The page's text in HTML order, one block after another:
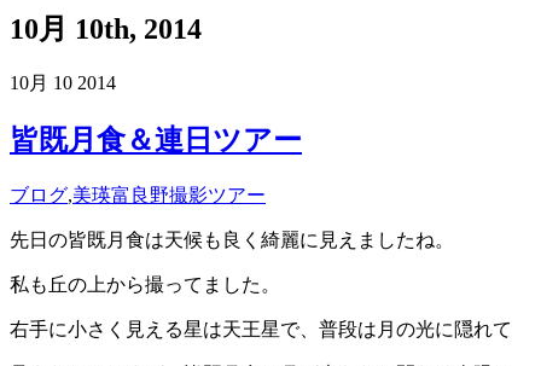
10月 10th, 2014
10月 10 2014
皆既月食＆連日ツアー
ブログ,美瑛富良野撮影ツアー
先日の皆既月食は天候も良く綺麗に見えましたね。
私も丘の上から撮ってました。
右手に小さく見える星は天王星で、普段は月の光に隠れて